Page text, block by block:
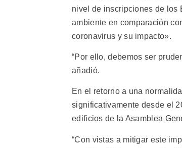
nivel de inscripciones de los
ambiente en comparación
coronavirus y su impacto».
“Por ello, debemos ser
añadió.
En el retorno a una
significativamente desde el
edificios de la Asamblea
“Con vistas a mitigar este